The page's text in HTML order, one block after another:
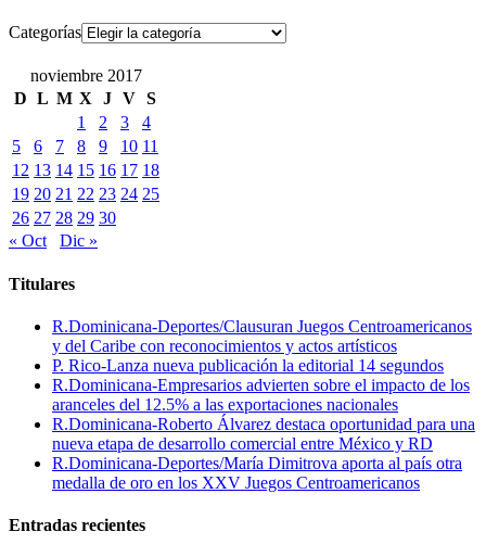
Categorías
noviembre 2017
D L M X J V S
1
2 3
4
5
6 7 8 9 10 11
12 13 14 15 16 17 18
19 20 21 22 23 24 25
26 27 28 29 30
« Oct
Dic »
Titulares
R.Dominicana-Deportes/Clausuran Juegos Centroamericanos
y del Caribe con reconocimientos y actos artísticos
P. Rico-Lanza nueva publicación la editorial 14 segundos
R.Dominicana-Empresarios advierten sobre el impacto de los
aranceles del 12.5% a las exportaciones nacionales
R.Dominicana-Roberto Álvarez destaca oportunidad para una
nueva etapa de desarrollo comercial entre México y RD
R.Dominicana-Deportes/María Dimitrova aporta al país otra
medalla de oro en los XXV Juegos Centroamericanos
Entradas recientes